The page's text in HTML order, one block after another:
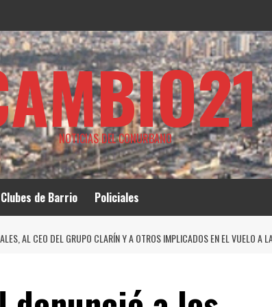
NOTICIAS DEL CONURBANO
Clubes de Barrio Policiales
AL CEO DEL GRUPO CLARÍN Y A OTROS IMPLICADOS EN EL VUELO A